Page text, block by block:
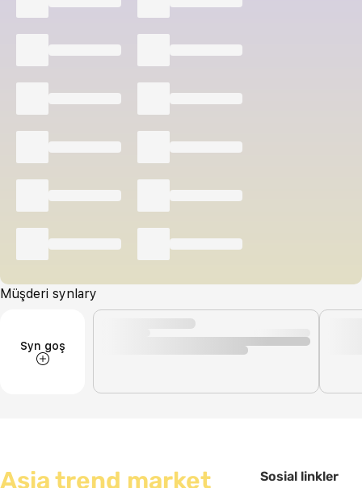
Müşderi synlary
Syn goş
Asia trend market Sosial linkler